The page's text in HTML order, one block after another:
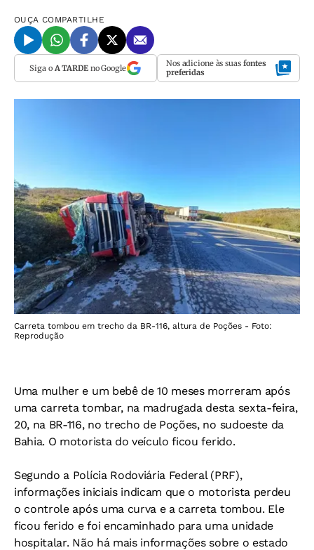
OUÇA COMPARTILHE
Siga o A TARDEno Google Nos adicione às suas fontes
preferidas
Carreta tombou em trecho da BR-116, altura de Poções - Foto:
Reprodução
Uma mulher e um bebê de 10 meses morreram após
uma carreta tombar, na madrugada desta sexta-feira,
20, na BR-116, no trecho de Poções, no sudoeste da
Bahia. O motorista do veículo ficou ferido.
Segundo a Polícia Rodoviária Federal (PRF),
informações iniciais indicam que o motorista perdeu
o controle após uma curva e a carreta tombou. Ele
ficou ferido e foi encaminhado para uma unidade
hospitalar. Não há mais informações sobre o estado